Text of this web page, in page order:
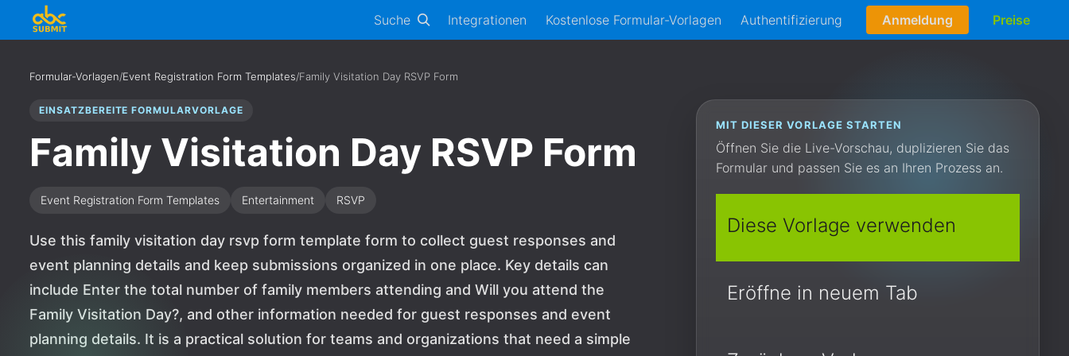
Suche Integrationen Kostenlose Formular-Vorlagen Authentifizierung Anmeldung Preise
Formular-Vorlagen/Event Registration Form Templates/Family Visitation Day RSVP Form
EINSATZBEREITE FORMULARVORLAGE
Family Visitation Day RSVP Form
Event Registration Form Templates Entertainment RSVP
Use this family visitation day rsvp form template form to collect guest responses and
event planning details and keep submissions organized in one place. Key details can
include Enter the total number of family members attending and Will you attend the
Family Visitation Day?, and other information needed for guest responses and event
planning details. It is a practical solution for teams and organizations that need a simple
MIT DIESER VORLAGE STARTEN
Öffnen Sie die Live-Vorschau, duplizieren Sie das
Formular und passen Sie es an Ihren Prozess an.
Diese Vorlage verwenden
Eröffne in neuem Tab